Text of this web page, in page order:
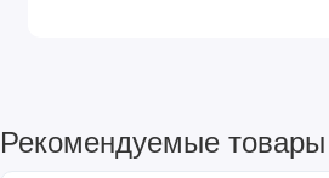
Рекомендуемые товары